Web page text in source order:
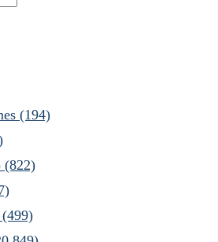
(194)
(822)
(499)